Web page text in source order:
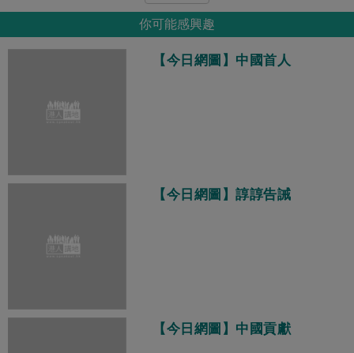
你可能感興趣
【今日網圖】中國首人
【今日網圖】諄諄告誡
【今日網圖】中國貢獻